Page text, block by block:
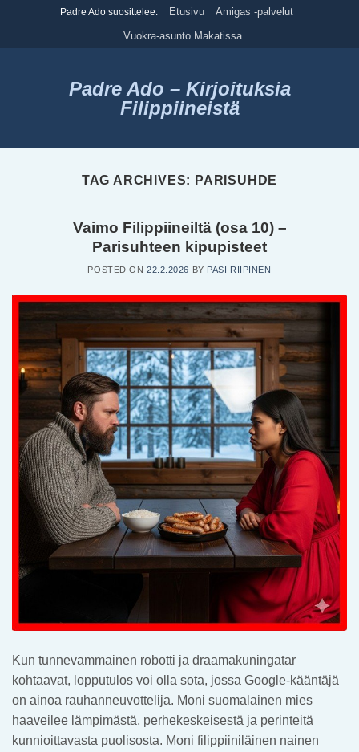
Padre Ado suosittelee: Etusivu
Amigas -palvelut
Vuokra-asunto Makatissa
Padre Ado – Kirjoituksia
Filippiineistä
TAG ARCHIVES: PARISUHDE
Vaimo Filippiineiltä (osa 10) –
Parisuhteen kipupisteet
POSTED ON22.2.2026 BY PASI RIIPINEN
Kun tunnevammainen robotti ja draamakuningatar
kohtaavat, lopputulos voi olla sota, jossa Google-kääntäjä
on ainoa rauhanneuvottelija. Moni suomalainen mies
haaveilee lämpimästä, perhekeskeisestä ja perinteitä
kunnioittavasta puolisosta. Moni filippiiniläinen nainen